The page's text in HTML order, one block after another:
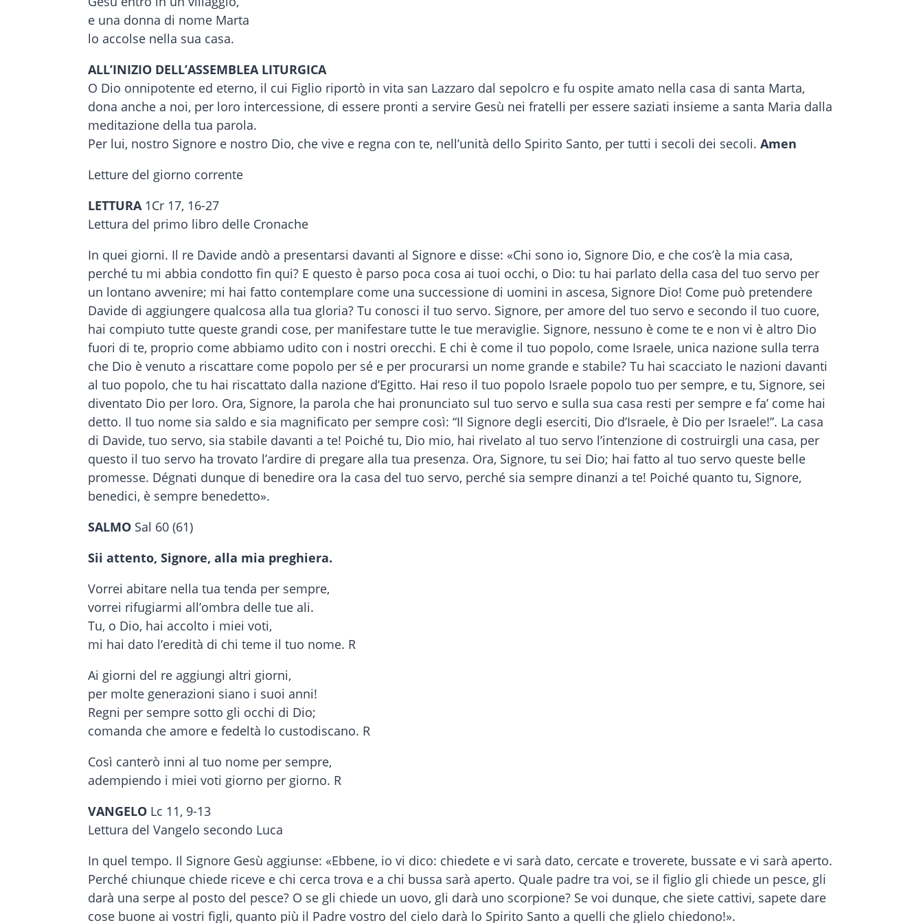
e una donna di nome Marta
lo accolse nella sua casa.
ALL’INIZIO DELL’ASSEMBLEA LITURGICA
O Dio onnipotente ed eterno, il cui Figlio riportò in vita san Lazzaro dal sepolcro e fu ospite amato nella casa di santa Marta,
dona anche a noi, per loro intercessione, di essere pronti a servire Gesù nei fratelli per essere saziati insieme a santa Maria dalla
meditazione della tua parola.
Per lui, nostro Signore e nostro Dio, che vive e regna con te, nell’unità dello Spirito Santo, per tutti i secoli dei secoli. Amen
Letture del giorno corrente
LETTURA1Cr 17, 16-27
Lettura del primo libro delle Cronache
In quei giorni. Il re Davide andò a presentarsi davanti al Signore e disse: «Chi sono io, Signore Dio, e che cos’è la mia casa,
perché tu mi abbia condotto fin qui? E questo è parso poca cosa ai tuoi occhi, o Dio: tu hai parlato della casa del tuo servo per
un lontano avvenire; mi hai fatto contemplare come una successione di uomini in ascesa, Signore Dio! Come può pretendere
Davide di aggiungere qualcosa alla tua gloria? Tu conosci il tuo servo. Signore, per amore del tuo servo e secondo il tuo cuore,
hai compiuto tutte queste grandi cose, per manifestare tutte le tue meraviglie. Signore, nessuno è come te e non vi è altro Dio
fuori di te, proprio come abbiamo udito con i nostri orecchi. E chi è come il tuo popolo, come Israele, unica nazione sulla terra
che Dio è venuto a riscattare come popolo per sé e per procurarsi un nome grande e stabile? Tu hai scacciato le nazioni davanti
al tuo popolo, che tu hai riscattato dalla nazione d’Egitto. Hai reso il tuo popolo Israele popolo tuo per sempre, e tu, Signore, sei
diventato Dio per loro. Ora, Signore, la parola che hai pronunciato sul tuo servo e sulla sua casa resti per sempre e fa’ come hai
detto. Il tuo nome sia saldo e sia magnificato per sempre così: “Il Signore degli eserciti, Dio d’Israele, è Dio per Israele!”. La casa
di Davide, tuo servo, sia stabile davanti a te! Poiché tu, Dio mio, hai rivelato al tuo servo l’intenzione di costruirgli una casa, per
questo il tuo servo ha trovato l’ardire di pregare alla tua presenza. Ora, Signore, tu sei Dio; hai fatto al tuo servo queste belle
promesse. Dégnati dunque di benedire ora la casa del tuo servo, perché sia sempre dinanzi a te! Poiché quanto tu, Signore,
benedici, è sempre benedetto».
SALMO Sal 60 (61)
Sii attento, Signore, alla mia preghiera.
Vorrei abitare nella tua tenda per sempre,
vorrei rifugiarmi all’ombra delle tue ali.
Tu, o Dio, hai accolto i miei voti,
mi hai dato l’eredità di chi teme il tuo nome. R
Ai giorni del re aggiungi altri giorni,
per molte generazioni siano i suoi anni!
Regni per sempre sotto gli occhi di Dio;
comanda che amore e fedeltà lo custodiscano. R
Così canterò inni al tuo nome per sempre,
adempiendo i miei voti giorno per giorno. R
VANGELO Lc 11, 9-13
Lettura del Vangelo secondo Luca
In quel tempo. Il Signore Gesù aggiunse: «Ebbene, io vi dico: chiedete e vi sarà dato, cercate e troverete, bussate e vi sarà aperto.
Perché chiunque chiede riceve e chi cerca trova e a chi bussa sarà aperto. Quale padre tra voi, se il figlio gli chiede un pesce, gli
darà una serpe al posto del pesce? O se gli chiede un uovo, gli darà uno scorpione? Se voi dunque, che siete cattivi, sapete dare
cose buone ai vostri figli, quanto più il Padre vostro del cielo darà lo Spirito Santo a quelli che glielo chiedono!».